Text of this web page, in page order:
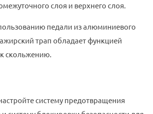
слоя и верхнего слоя.
педали из алюминиевого
трап обладает функцией
скольжению.
систему предотвращения